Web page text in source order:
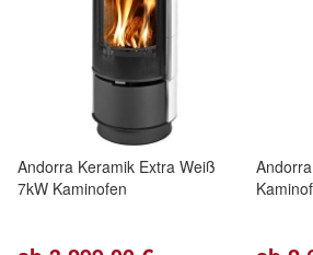
Andorra Keramik Extra Weiß
7kW Kaminofen